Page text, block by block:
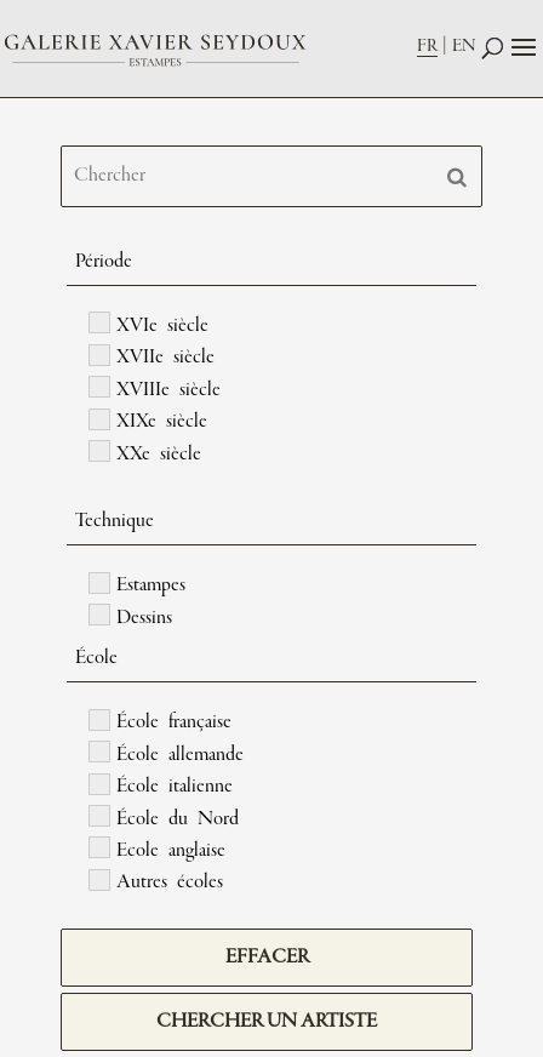
FR EN
Période
XVIe siècle
XVIIe siècle
XVIIIe siècle
XIXe siècle
XXe siècle
Technique
Estampes
Dessins
École
École française
École allemande
École italienne
École du Nord
Ecole anglaise
Autres écoles
EFFACER
CHERCHER UN ARTISTE